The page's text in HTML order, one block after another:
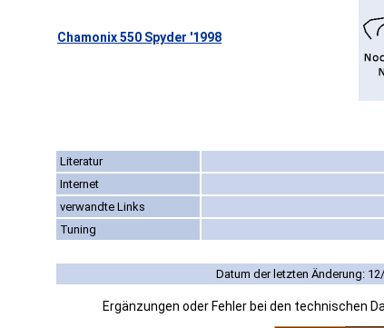
Chamonix 550 Spyder '1998
Literatur
Internet
verwandte Links
Tuning
Datum der letzten Änderung:
Ergänzungen oder Fehler bei den technischen